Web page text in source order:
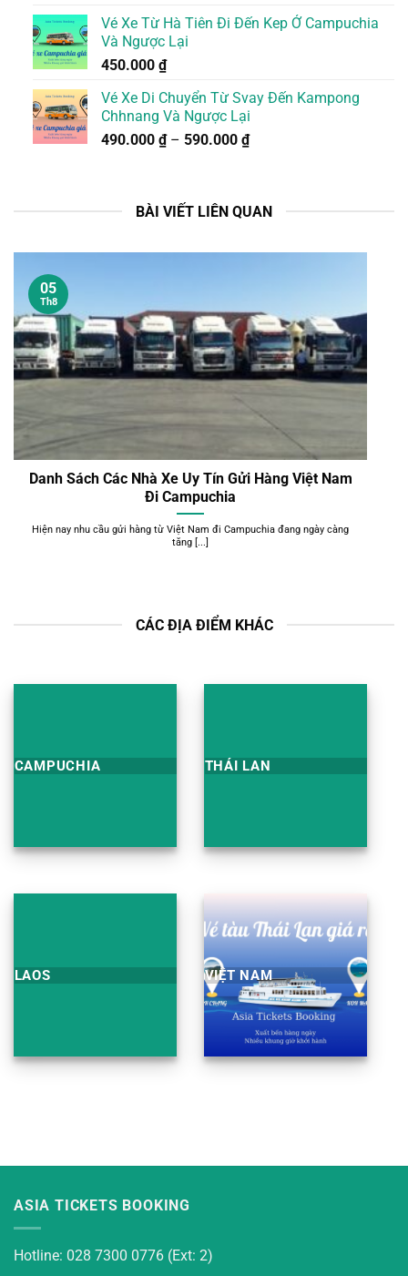
Vé Xe Từ Hà Tiên Đi Đến Kep Ở Campuchia
Và Ngược Lại
450.000 ₫
Vé Xe Di Chuyển Từ Svay Đến Kampong
Chhnang Và Ngược Lại
490.000 ₫– 590.000 ₫
BÀI VIẾT LIÊN QUAN
Danh Sách Các Nhà Xe Uy Tín Gửi Hàng Việt Nam
Đi Campuchia
Hiện nay nhu cầu gửi hàng từ Việt Nam đi Campuchia đang ngày càng
tăng [...]
05
Th8
CÁC ĐỊA ĐIỂM KHÁC
CAMPUCHIA THÁI LAN
LAOS VIỆT NAM
ASIA TICKETS BOOKING
Hotline: 028 7300 0776 (Ext: 2)